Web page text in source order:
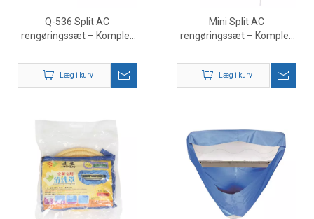
Q-536 Split AC
rengøringssæt – Komplet
af klimaanlæg
Læg i kurv
Mini Split AC
rengøringssæt – Komplet
vedligeholdelsessæt
Læg i kurv